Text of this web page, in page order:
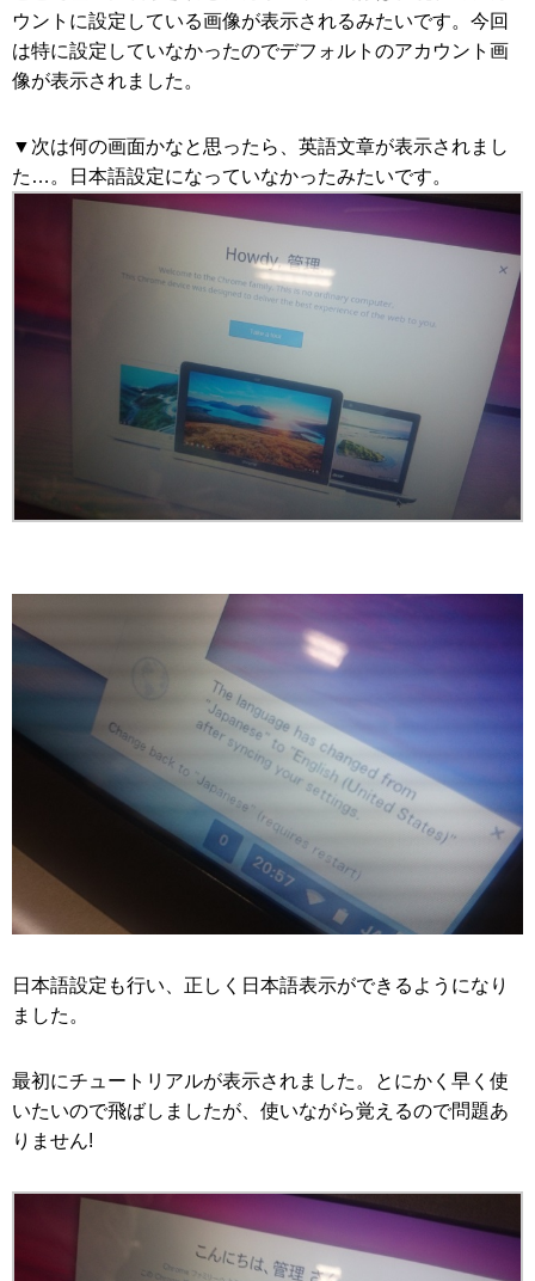
ウントに設定している画像が表示されるみたいです。今回
は特に設定していなかったのでデフォルトのアカウント画
像が表示されました。
▼次は何の画面かなと思ったら、英語文章が表示されまし
た…。日本語設定になっていなかったみたいです。
日本語設定も行い、正しく日本語表示ができるようになり
ました。
最初にチュートリアルが表示されました。とにかく早く使
いたいので飛ばしましたが、使いながら覚えるので問題あ
りません!